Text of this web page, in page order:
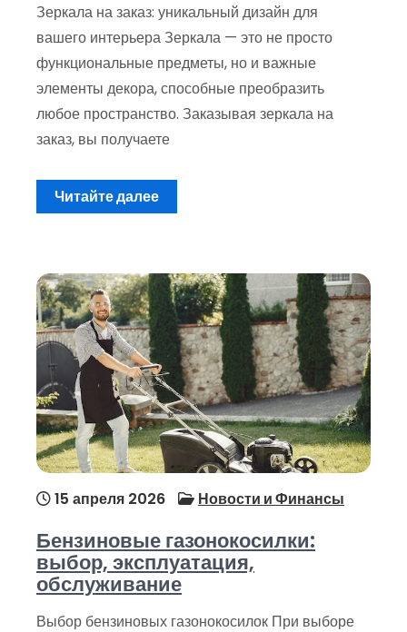
Зеркала на заказ: уникальный дизайн для
вашего интерьера Зеркала — это не просто
функциональные предметы, но и важные
элементы декора, способные преобразить
любое пространство. Заказывая зеркала на
заказ, вы получаете
Читайте далее
15 апреля 2026 Новости и Финансы
Бензиновые газонокосилки:
выбор, эксплуатация,
обслуживание
Выбор бензиновых газонокосилок При выборе